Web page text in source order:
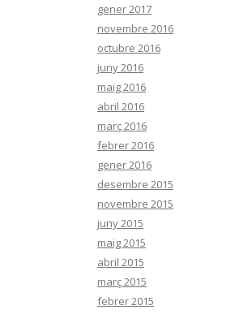
gener 2017
novembre 2016
octubre 2016
juny 2016
maig 2016
abril 2016
març 2016
febrer 2016
gener 2016
desembre 2015
novembre 2015
juny 2015
maig 2015
abril 2015
març 2015
febrer 2015